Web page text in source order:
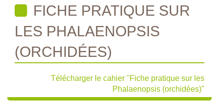
FICHE PRATIQUE SUR
LES PHALAENOPSIS
(ORCHIDÉES)
Télécharger le cahier "Fiche pratique sur les
Phalaenopsis (orchidées)"